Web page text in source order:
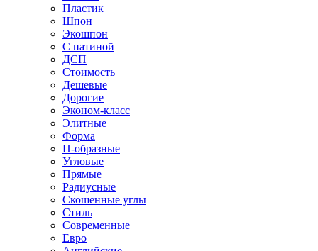
Пластик
Шпон
Экошпон
С патиной
ДСП
Стоимость
Дешевые
Дорогие
Эконом-класс
Элитные
Форма
П-образные
Угловые
Прямые
Радиусные
Скошенные углы
Стиль
Современные
Евро